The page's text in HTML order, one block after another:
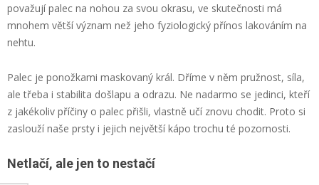
považují palec na nohou za svou okrasu, ve skutečnosti má
mnohem větší význam než jeho fyziologický přínos lakováním na
nehtu.
Palec je ponožkami maskovaný král. Dříme v něm pružnost, síla,
ale třeba i stabilita došlapu a odrazu. Ne nadarmo se jedinci, kteří
z jakékoliv příčiny o palec přišli, vlastně učí znovu chodit. Proto si
zaslouží naše prsty i jejich největší kápo trochu té pozornosti.
Netlačí, ale jen to nestačí